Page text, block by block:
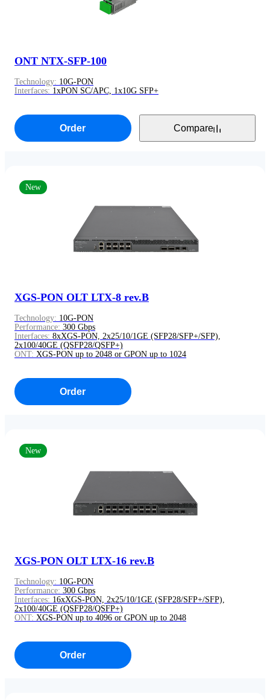
ONT NTX-SFP-100
Technology: 10G-PON
Interfaces: 1хPON SC/APC, 1х10G SFP+
Order Compare
XGS-PON OLT LTX-8 rev.B
Technology: 10G-PON
Performance: 300 Gbps
Interfaces: 8хXGS-PON, 2х25/10/1GE (SFP28/SFP+/SFP),
2х100/40GE (QSFP28/QSFP+)
ONT: XGS-PON up to 2048 or GPON up to 1024
New
Order
XGS-PON OLT LTX-16 rev.B
Technology: 10G-PON
Performance: 300 Gbps
Interfaces: 16хXGS-PON, 2х25/10/1GE (SFP28/SFP+/SFP),
2х100/40GE (QSFP28/QSFP+)
ONT: XGS-PON up to 4096 or GPON up to 2048
New
Order